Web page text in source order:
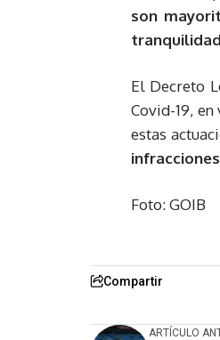
son
El Decreto
Covid-19,
estas
Foto: GOIB
Compartir
ARTÍCULO